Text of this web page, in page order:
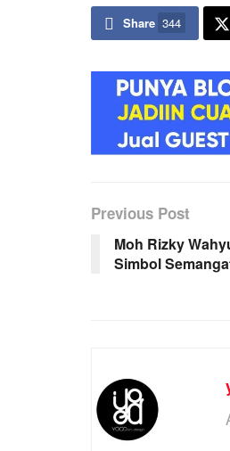
Share 344
Previous Post
Moh Rizky
Simbol